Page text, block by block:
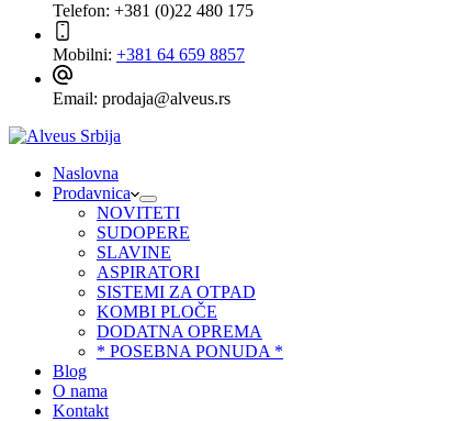
Telefon: +381 (0)22 480 175
Mobilni: +381 64 659 8857
Email: prodaja@alveus.rs
Naslovna
Prodavnica
NOVITETI
SUDOPERE
SLAVINE
ASPIRATORI
SISTEMI ZA OTPAD
KOMBI PLOČE
DODATNA OPREMA
* POSEBNA PONUDA *
Blog
O nama
Kontakt